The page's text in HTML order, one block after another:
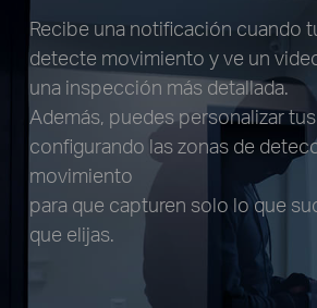
Recibe una notificación cuando
detecte movimiento y ve un
una inspección más detallada.
Además, puedes personalizar
configurando las zonas de
movimiento
para que capturen solo lo que
que elijas.